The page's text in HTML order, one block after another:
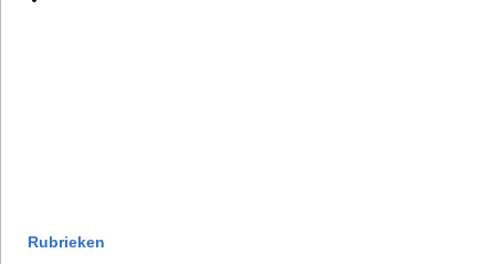
Rubrieken